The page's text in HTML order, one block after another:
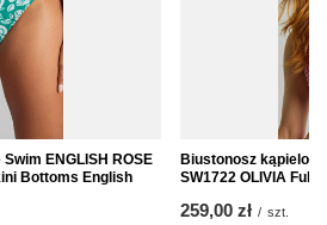
ENGLISH ROSE
Bottoms English
Biustonosz
SW1722 OLIVIA Full
259,00 zł / szt.